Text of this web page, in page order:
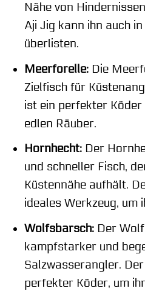
Nähe von
Aji Jig kann ihn auch
überlisten.
Meerforelle:Die
Zielfisch für
ist ein perfekter
edlen Räuber.
Hornhecht:Der
und schneller Fisch,
Küstennähe aufhält.
ideales Werkzeug, um
Wolfsbarsch:Der
kampfstarker und
Salzwasserangler.
perfekter Köder, um